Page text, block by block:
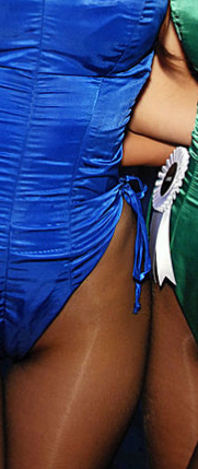
Vrăjitoarea
Anastasia Venus
are cele mai
puternice leacuri